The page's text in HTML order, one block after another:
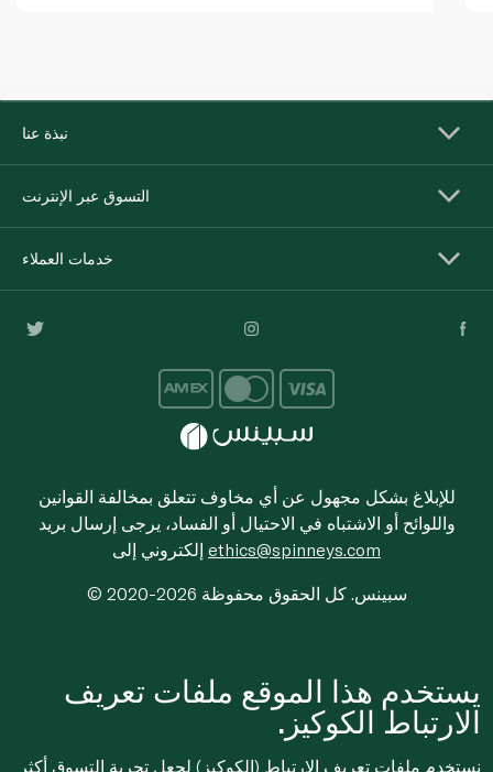
نبذة عنا
التسوق عبر الإنترنت
خدمات العملاء
للإبلاغ بشكل مجهول عن أي مخاوف تتعلق بمخالفة القوانين
واللوائح أو الاشتباه في الاحتيال أو الفساد، يرجى إرسال بريد
ethics@spinneys.com
© 2020-2026 سبينس. كل الحقوق محفوظة
يستخدم هذا الموقع ملفات تعريف
الارتباط الكوكيز.
نستخدم ملفات تعريف الارتباط (الكوكيز) لجعل تجربة التسوق أكثر